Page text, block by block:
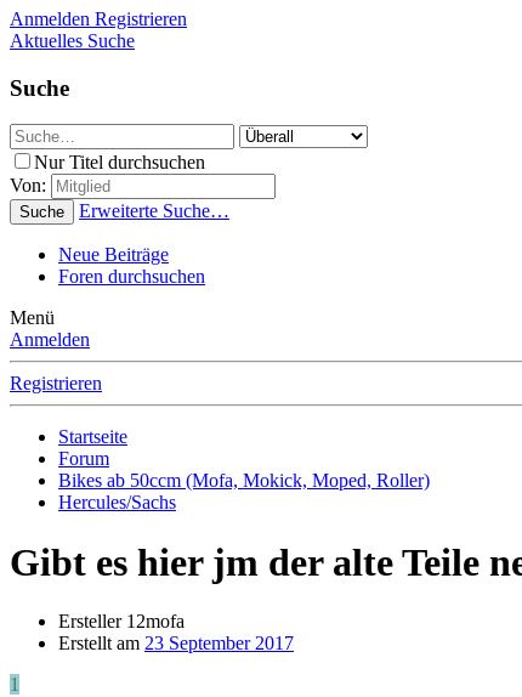
Anmelden Registrieren
Aktuelles Suche
Suche
Nur Titel durchsuchen
Von:
Suche Erweiterte Suche…
Neue Beiträge
Foren durchsuchen
Menü
Anmelden
Registrieren
Startseite
Forum
Bikes ab 50ccm (Mofa, Mokick, Moped, Roller)
Hercules/Sachs
Gibt es hier jm der alte Teile
Ersteller12mofa
Erstellt am 23 September 2017
1